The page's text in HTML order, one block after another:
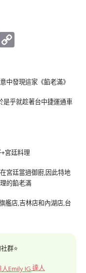
中發現這家《餡老滿》
是乎就趁著台中捷運通車
宮廷當過御廚,因此特地
的餡老滿
艦店,吉林店和內湖店,台
群⭐
達人